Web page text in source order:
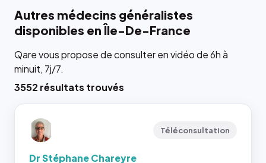
Autres médecins généralistes
disponibles en Île-De-France
Qare vous propose de consulter en vidéo de 6h à
minuit, 7j/7.
3552 résultats trouvés
Téléconsultation
Dr Stéphane Chareyre